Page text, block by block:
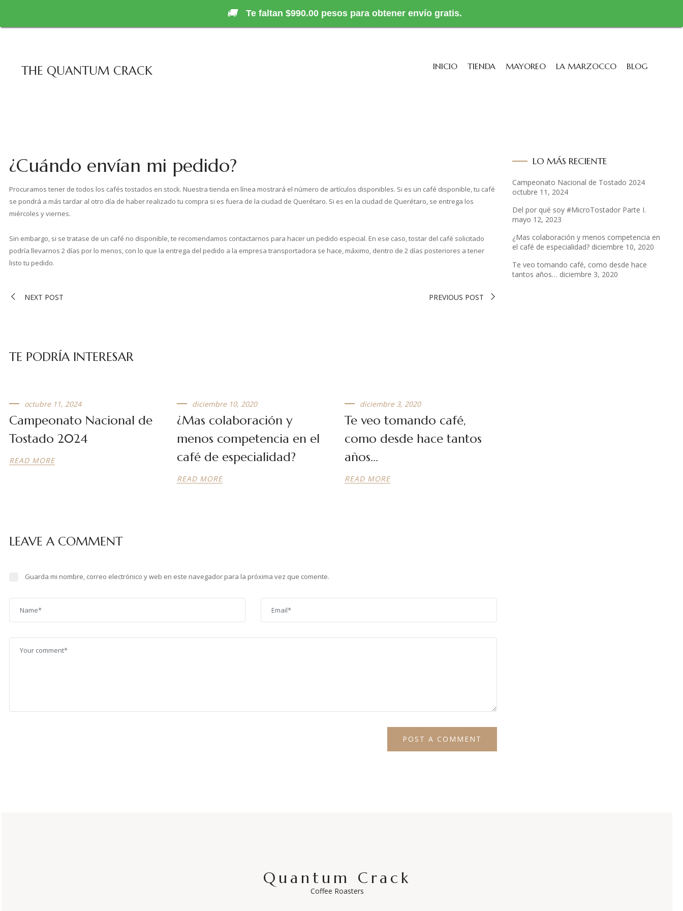
THE QUANTUM CRACK INICIO TIENDA MAYOREO LA MARZOCCO BLOG
¿Cuándo envían mi pedido?
Procuramos tener de todos los cafés tostados en stock. Nuestra tienda en línea mostrará el número de artículos disponibles. Si es un café disponible, tu café
se pondrá a más tardar al otro día de haber realizado tu compra si es fuera de la ciudad de Querétaro. Si es en la ciudad de Querétaro, se entrega los
miércoles y viernes.
Sin embargo, si se tratase de un café no disponible, te recomendamos contactarnos para hacer un pedido especial. En ese caso, tostar del café solicitado
podría llevarnos 2 días por lo menos, con lo que la entrega del pedido a la empresa transportadora se hace, máximo, dentro de 2 días posteriores a tener
listo tu pedido.
NEXT POST PREVIOUS POST
TE PODRÍA INTERESAR
octubre 11, 2024
Campeonato Nacional de
Tostado 2024
READ MORE
diciembre 10, 2020
¿Mas colaboración y
menos competencia en el
café de especialidad?
READ MORE
diciembre 3, 2020
Te veo tomando café,
como desde hace tantos
años…
READ MORE
LEAVE A COMMENT
Guarda mi nombre, correo electrónico y web en este navegador para la próxima vez que comente.
LO MÁS RECIENTE
Campeonato Nacional de Tostado 2024
octubre 11, 2024
Del por qué soy #MicroTostador Parte I.
mayo 12, 2023
¿Mas colaboración y menos competencia en
el café de especialidad? diciembre 10, 2020
Te veo tomando café, como desde hace
tantos años… diciembre 3, 2020
Quantum Crack
Coffee Roasters
🚚 Te faltan $990.00 pesos para obtener envío gratis.